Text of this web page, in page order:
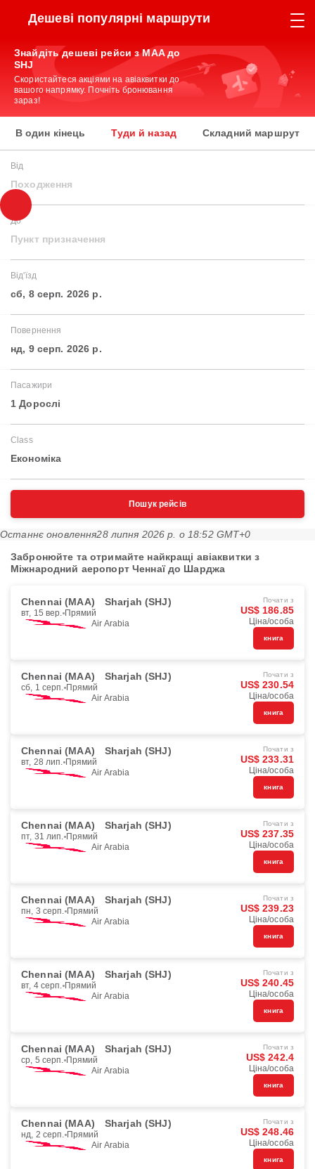
Дешеві популярні маршрути
Знайдіть дешеві рейси з MAA до
SHJ
Скористайтеся акціями на авіаквитки до
вашого напрямку. Почніть бронювання
зараз!
В один кінець Туди й назад Складний маршрут
Від
Походження
До
Пункт призначення
Від'їзд
сб, 8 серп. 2026 р.
Повернення
нд, 9 серп. 2026 р.
Пасажири
1 Дорослі
Class
Економіка
Пошук рейсів
Останнє оновлення28 липня 2026 р. о 18:52 GMT+0
Забронюйте та отримайте найкращі авіаквитки з
Міжнародний аеропорт Ченнаї до Шарджа
Chennai (MAA) Sharjah (SHJ)
вт, 15 вер. Прямий
Air Arabia
Почати з
US$ 186.85
Ціна/особа
книга
Chennai (MAA) Sharjah (SHJ)
сб, 1 серп. Прямий
Air Arabia
Почати з
US$ 230.54
Ціна/особа
книга
Chennai (MAA) Sharjah (SHJ)
вт, 28 лип. Прямий
Air Arabia
Почати з
US$ 233.31
Ціна/особа
книга
Chennai (MAA) Sharjah (SHJ)
пт, 31 лип. Прямий
Air Arabia
Почати з
US$ 237.35
Ціна/особа
книга
Chennai (MAA) Sharjah (SHJ)
пн, 3 серп. Прямий
Air Arabia
Почати з
US$ 239.23
Ціна/особа
книга
Chennai (MAA) Sharjah (SHJ)
вт, 4 серп. Прямий
Air Arabia
Почати з
US$ 240.45
Ціна/особа
книга
Chennai (MAA) Sharjah (SHJ)
ср, 5 серп. Прямий
Air Arabia
Почати з
US$ 242.4
Ціна/особа
книга
Chennai (MAA) Sharjah (SHJ)
нд, 2 серп. Прямий
Air Arabia
Почати з
US$ 248.46
Ціна/особа
книга